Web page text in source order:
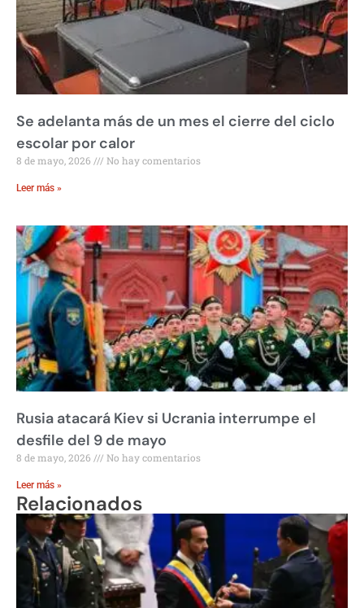
Se adelanta más de un mes el cierre del ciclo
escolar por calor
8 de mayo, 2026 No hay comentarios
Leer más »
Rusia atacará Kiev si Ucrania interrumpe el
desfile del 9 de mayo
8 de mayo, 2026 No hay comentarios
Leer más »
Relacionados